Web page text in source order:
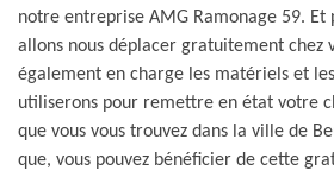
notre entreprise AMG Ramonage 59. Et
allons nous déplacer gratuitement chez
également en charge les matériels et
utiliserons pour remettre en état votre
que vous vous trouvez dans la ville de
que, vous pouvez bénéficier de cette